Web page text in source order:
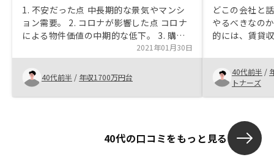
1. 不安だった点 中長期的な景気やマンシ
ョン需要。 2. コロナが影響した点 コロナ
による物件価値の中期的な低下。 3. 購入
の比較 長期的な運用だが手離れが良い。
5. 手続きで感じたこと 全般的にスムーズ
だが、対応する人によって杜撰な対応はあ
った。金融商品なので信頼性は正直下がっ
2021年01月30日
40代前半 / 年収1700万円台
どこの会社と
やるべきなの
的には、賃貸
昧でやる気が
業さんは、あ
やるべきと目
らいの金銭メ
いだと感じま
ので、やや強
しゃるかと思
40代前半 /
トナーズ
40代の口コミをもっと見る